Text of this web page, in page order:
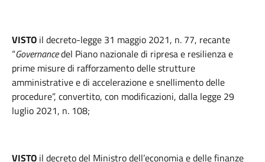
VISTO il decreto-legge 31 maggio 2021, n. 77, recante
“Governancedel Piano nazionale di ripresa e resilienza e
prime misure di rafforzamento delle strutture
amministrative e di accelerazione e snellimento delle
procedure”, convertito, con modificazioni, dalla legge 29
luglio 2021, n. 108;
VISTO il decreto del Ministro dell’economia e delle finanze